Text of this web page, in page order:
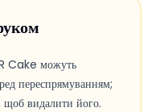
Cake можуть
переспрямуванням;
щоб видалити його.